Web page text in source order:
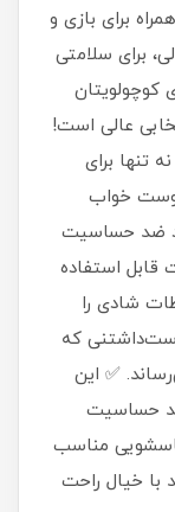
برای بازی و
برای سلامتی
کوچولویتان
عالی است!
تنها برای
خواب
ضد حساسیت
استفاده
شادی را
که
✅ این
ضد حساسیت
مناسب
خیال راحت